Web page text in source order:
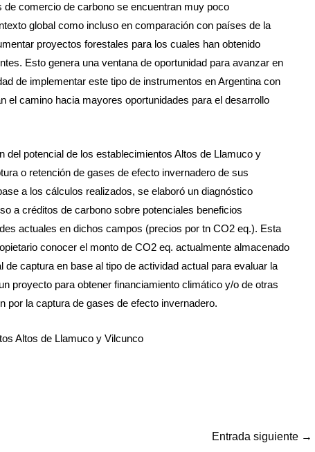
comercio de carbono se encuentran muy poco
global como incluso en comparación con países de la
proyectos forestales para los cuales han obtenido
Esto genera una ventana de oportunidad para avanzar en
de implementar este tipo de instrumentos en Argentina con
el camino hacia mayores oportunidades para el desarrollo
del potencial de los establecimientos Altos de Llamuco y
o retención de gases de efecto invernadero de sus
a los cálculos realizados, se elaboró un diagnóstico
a créditos de carbono sobre potenciales beneficios
actuales en dichos campos (precios por tn CO2 eq.). Esta
conocer el monto de CO2 eq. actualmente almacenado
captura en base al tipo de actividad actual para evaluar la
proyecto para obtener financiamiento climático y/o de otras
por la captura de gases de efecto invernadero.
Altos de Llamuco y Vilcunco
Entrada siguiente →